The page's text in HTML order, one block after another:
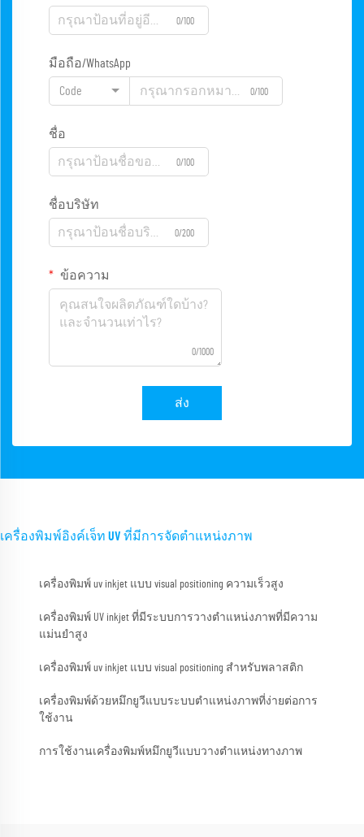
0/100
มือถือ/WhatsApp
Code 0/100
ชื่อ
0/100
ชื่อบริษัท
0/200
ข้อความ
0/1000
ส่ง
เครื่องพิมพ์อิงค์เจ็ท UV ที่มีการจัดตำแหน่งภาพ
เครื่องพิมพ์ uv inkjet แบบ visual positioning ความเร็วสูง
เครื่องพิมพ์ UV inkjet ที่มีระบบการวางตำแหน่งภาพที่มีความ
แม่นยำสูง
เครื่องพิมพ์ uv inkjet แบบ visual positioning สำหรับพลาสติก
เครื่องพิมพ์ด้วยหมึกยูวีแบบระบบตำแหน่งภาพที่ง่ายต่อการ
ใช้งาน
การใช้งานเครื่องพิมพ์หมึกยูวีแบบวางตำแหน่งทางภาพ